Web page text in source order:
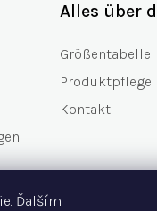
Ďalším
Alles über
Größentabelle
Produktpflege
Kontakt